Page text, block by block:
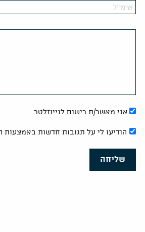
אני מאשר/ת רישום לנייוזלטר
הודיעו לי על תגובות חדשות באמצעות
שליחה